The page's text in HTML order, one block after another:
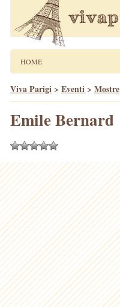
HOME
Viva Parigi > Eventi > Mostre
Emile Bernard